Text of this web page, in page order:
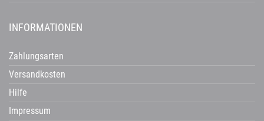
INFORMATIONEN
Zahlungsarten
Versandkosten
Hilfe
Impressum